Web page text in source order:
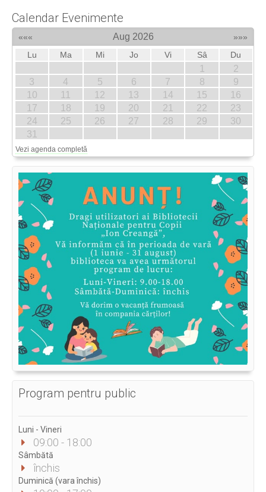
Calendar Evenimente
««« Aug 2026
»»»
Lu
Ma Mi Jo Vi Sâ Du
1
2
3
4 5 6 7 8
9
10
11 12 13 14 15
16
17
18 19 20 21 22
23
24
25 26 27 28 29
30
31
Vezi agenda completă
Program pentru public
Luni - Vineri
09:00 - 18:00
Sâmbătă
închis
Duminică (vara închis)